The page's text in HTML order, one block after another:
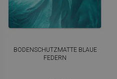
BODENSCHUTZMATTE BLAUE
FEDERN